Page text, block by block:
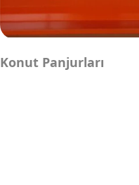
Konut Panjurları